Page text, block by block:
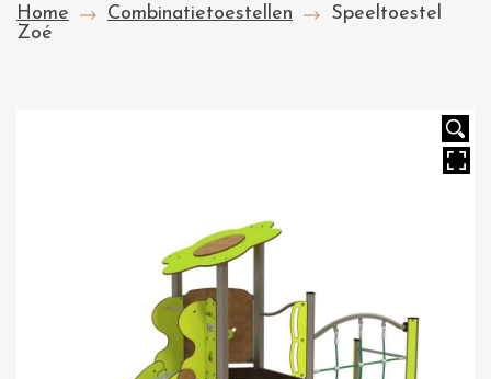
Home Combinatietoestellen
Speeltoestel
Zoé